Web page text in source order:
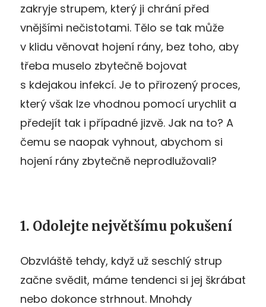
zakryje strupem, který ji chrání před
vnějšími nečistotami. Tělo se tak může
v klidu věnovat hojení rány, bez toho, aby
třeba muselo zbytečně bojovat
s kdejakou infekcí. Je to přirozený proces,
který však lze vhodnou pomocí urychlit a
předejít tak i případné jizvě. Jak na to? A
čemu se naopak vyhnout, abychom si
hojení rány zbytečně neprodlužovali?
1. Odolejte největšímu pokušení
Obzvláště tehdy, když už seschlý strup
začne svědit, máme tendenci si jej škrábat
nebo dokonce strhnout. Mnohdy